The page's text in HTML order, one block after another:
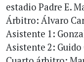
estadio Padre E.
Árbitro: Álvaro
Asistente 1:
Asistente 2: Guido